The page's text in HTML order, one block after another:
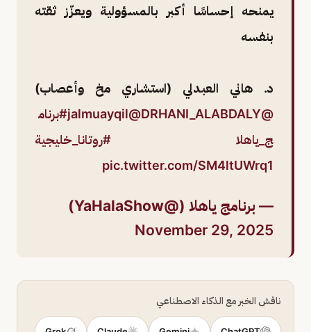
يمنحه إحساسًا أكبر بالمسؤولية ويعزّز ثقته
بنفسه
د. هاني العبدلي (استشاري مخ وأعصاب)
@jalmuayqil
@DRHANI_ALABDALY
#برنام
ج_ياهلا
#روتانا_خليجية
pic.twitter.com/SM4ltUWrq1
— برنامج ياهلا (@YaHalaShow)
November 29, 2025
ناقش الخبر مع الذكاء الاصطناعي